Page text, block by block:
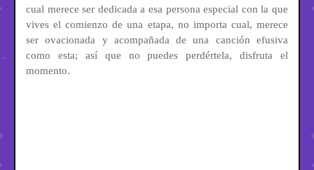
cual merece ser dedicada a esa persona especial con la que
vives el comienzo de una etapa, no importa cual, merece
ser ovacionada y acompañada de una canción efusiva
como esta; así que no puedes perdértela, disfruta el
momento.